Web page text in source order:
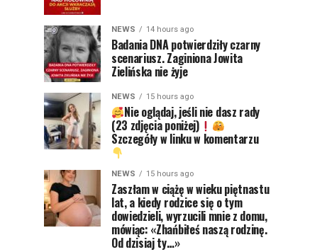
NEWS 14 hours ago
Badania DNA potwierdziły czarny
scenariusz. Zaginiona Jowita
Zielińska nie żyje
NEWS 15 hours ago
Nie oglądaj, jeśli nie dasz rady
(23 zdjęcia poniżej)
Szczegóły w linku w komentarzu
NEWS 15 hours ago
Zaszłam w ciążę w wieku piętnastu
lat, a kiedy rodzice się o tym
dowiedzieli, wyrzucili mnie z domu,
mówiąc: «Zhańbiłeś naszą rodzinę.
Od dzisiaj ty…»